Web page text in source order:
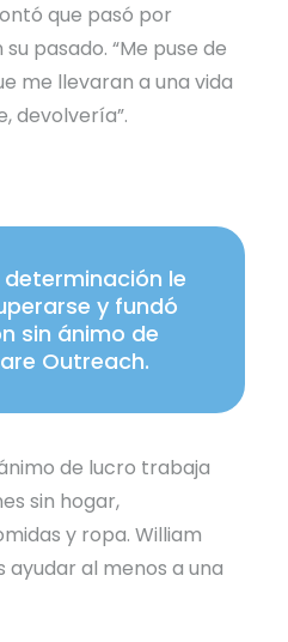
que pasó por
pasado. “Me puse de
me llevaran a una vida
devolvería”.
le
y fundó
sin ánimo de
Outreach.
de lucro trabaja
sin hogar,
y ropa. William
ayudar al menos a una